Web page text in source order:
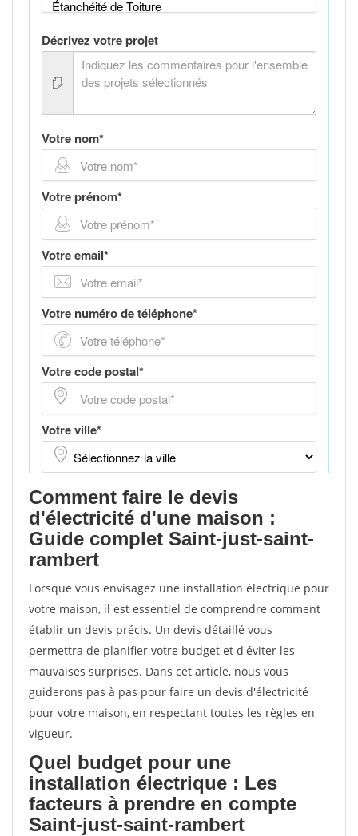
Comment faire le devis
d'électricité d'une maison :
Guide complet Saint-just-saint-
rambert
Lorsque vous envisagez une installation électrique pour
votre maison, il est essentiel de comprendre comment
établir un devis précis. Un devis détaillé vous
permettra de planifier votre budget et d'éviter les
mauvaises surprises. Dans cet article, nous vous
guiderons pas à pas pour faire un devis d'électricité
pour votre maison, en respectant toutes les règles en
vigueur.
Quel budget pour une
installation électrique : Les
facteurs à prendre en compte
Saint-just-saint-rambert